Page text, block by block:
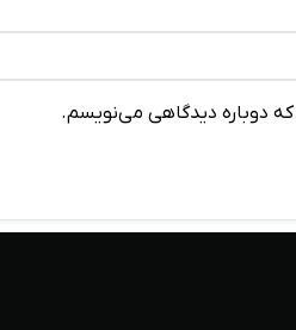
که دوباره دیدگاهی می‌نویسم.